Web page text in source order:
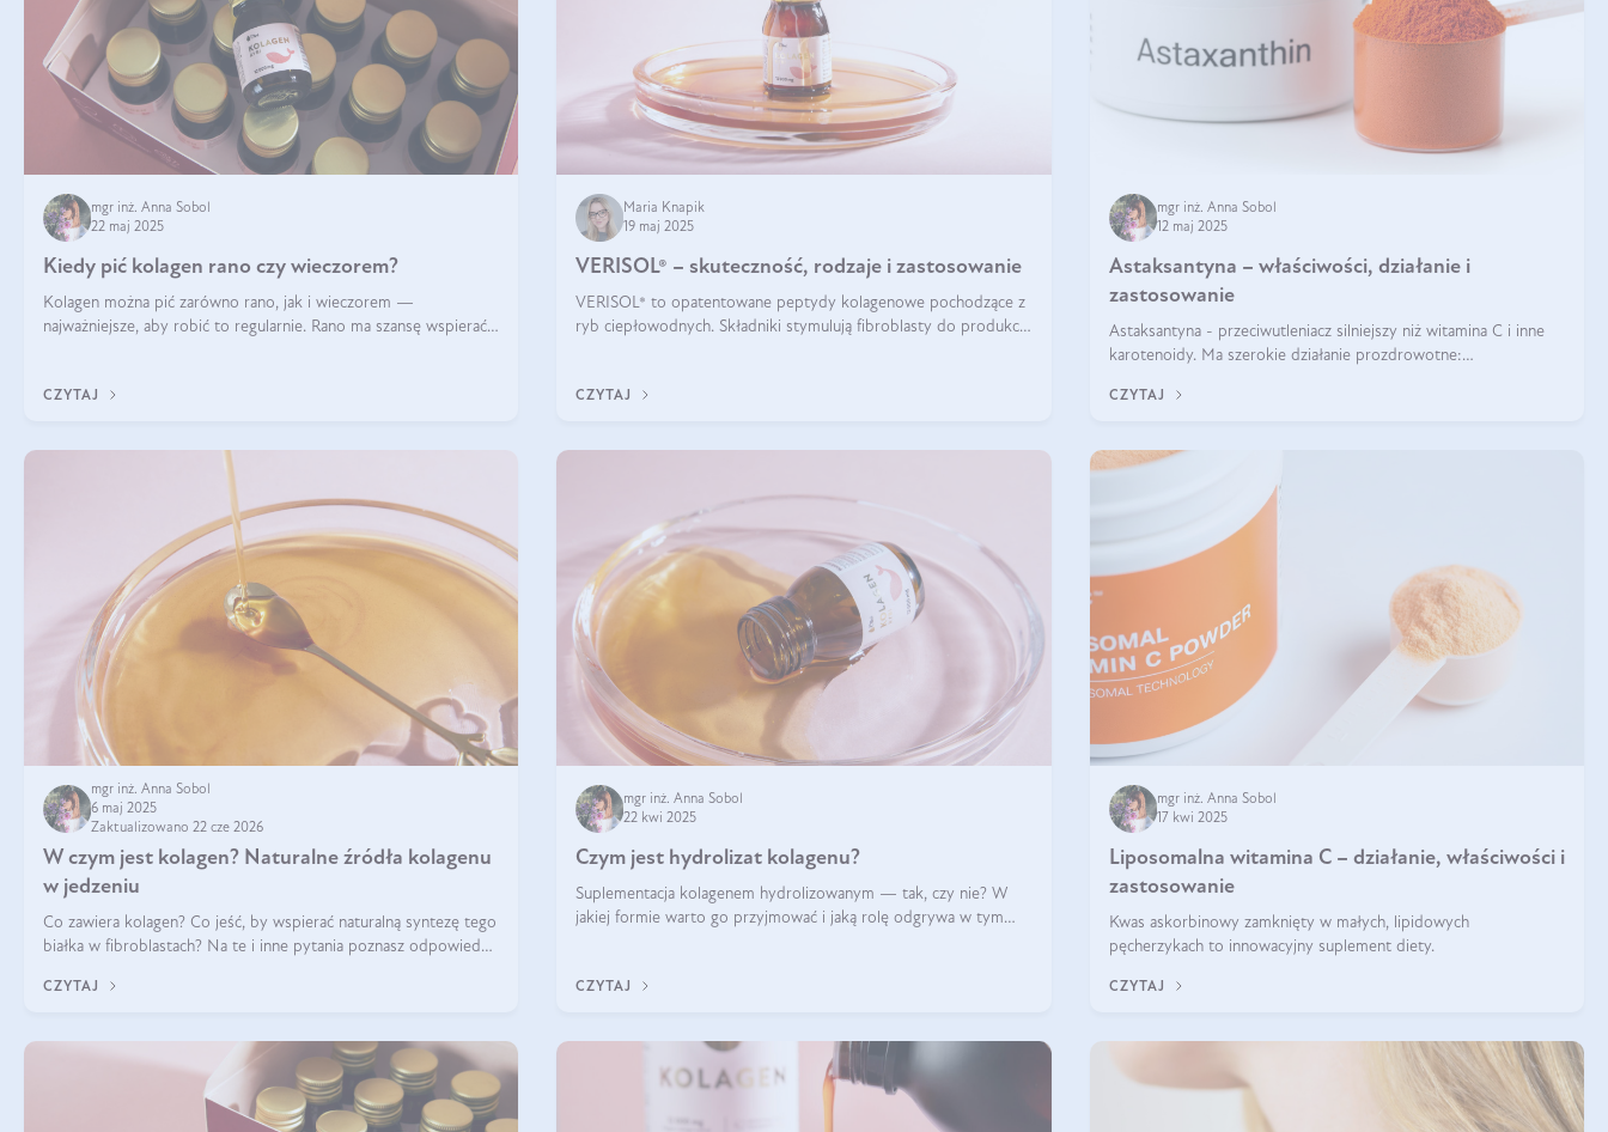
mgr inż. Anna Sobol
22 maj 2025
Kiedy pić kolagen rano czy wieczorem?
Kolagen można pić zarówno rano, jak i wieczorem —
najważniejsze, aby robić to regularnie. Rano ma szansę wspierać
CZYTAJ
Maria Knapik
19 maj 2025
VERISOL® – skuteczność, rodzaje i zastosowanie
VERISOL® to opatentowane peptydy kolagenowe pochodzące z
ryb ciepłowodnych. Składniki stymulują fibroblasty do produkcji
komórek skóry.
CZYTAJ
mgr inż. Anna Sobol
12 maj 2025
Astaksantyna – właściwości, działanie i
zastosowanie
Astaksantyna - przeciwutleniacz silniejszy niż witamina C i inne
karotenoidy. Ma szerokie działanie prozdrowotne:
CZYTAJ
mgr inż. Anna Sobol
6 maj 2025
Zaktualizowano 22 cze 2026
W czym jest kolagen? Naturalne źródła kolagenu
w jedzeniu
Co zawiera kolagen? Co jeść, by wspierać naturalną syntezę tego
białka w fibroblastach? Na te i inne pytania poznasz odpowiedź
CZYTAJ
mgr inż. Anna Sobol
22 kwi 2025
Czym jest hydrolizat kolagenu?
Suplementacja kolagenem hydrolizowanym — tak, czy nie? W
jakiej formie warto go przyjmować i jaką rolę odgrywa w tym
CZYTAJ
mgr inż. Anna Sobol
17 kwi 2025
Liposomalna witamina C – działanie, właściwości i
zastosowanie
Kwas askorbinowy zamknięty w małych, lipidowych
pęcherzykach to innowacyjny suplement diety.
CZYTAJ